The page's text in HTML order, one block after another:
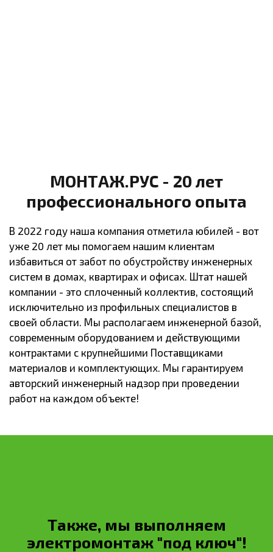
МОНТАЖ.РУС - 20 лет
профессионального опыта
В 2022 году наша компания отметила юбилей - вот
уже 20 лет мы помогаем нашим клиентам
избавиться от забот по обустройству инженерных
систем в домах, квартирах и офисах. Штат нашей
компании - это сплоченный коллектив, состоящий
исключительно из профильных специалистов в
своей области. Мы располагаем инженерной базой,
современным оборудованием и действующими
контрактами с крупнейшими Поставщиками
материалов и комплектующих. Мы гарантируем
авторский инженерный надзор при проведении
работ на каждом объекте!
Также, мы выполняем
электромонтаж "под ключ"!